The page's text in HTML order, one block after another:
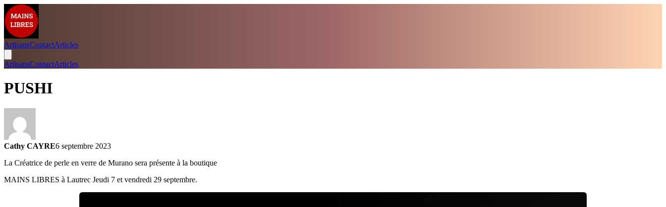
ArtisansContactArticles
ArtisansContactArticles
PUSHI
Cathy CAYRE6 septembre 2023
La Créatrice de perle en verre de Murano sera présente à la boutique
MAINS LIBRES à Lautrec Jeudi 7 et vendredi 29 septembre.